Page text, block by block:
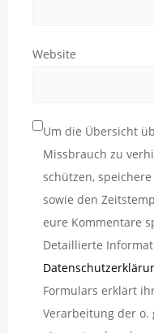
Website
Um die Übersicht
Missbrauch zu
schützen,
sowie den
eure Kommentare
Detaillierte
Formulars erklärt
Verarbeitung der o.